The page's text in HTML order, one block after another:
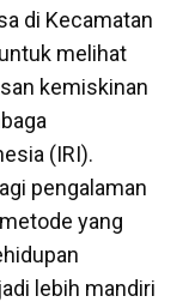
di Kecamatan
melihat
kemiskinan
(IRI).
pengalaman
yang
lebih mandiri